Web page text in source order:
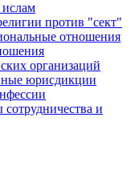
против "сект"
отношения
организаций
юрисдикции
и